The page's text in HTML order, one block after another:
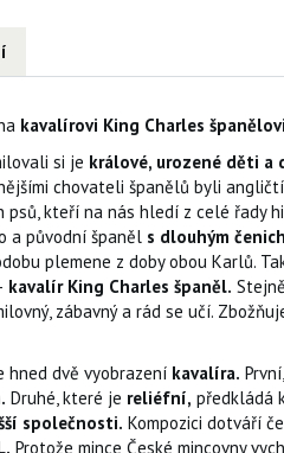
kavalírovi King Charles
si je králové, urozené děti a
chovateli španělů byli
kteří na nás hledí z celé řady
a původní španěl s dlouhým
plemene z doby obou Karlů.
kavalír King Charles španěl.
zábavný a rád se učí.
hned dvě vyobrazení kavalíra.
Druhé, které je reliéfní, předkládá
společnosti. Kompozici dotváří
Protože mince České mincovny